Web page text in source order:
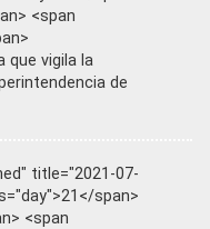
<span
que vigila la
de
title="2021-07-
span>
<span